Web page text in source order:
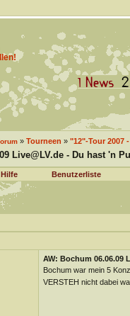
» Tourneen » "12"-Tour 2007 -
Live@LV.de - Du hast 'n
Hilfe Benutzerliste
AW: Bochum 06.06.09
Bochum war mein 5
VERSTEH nicht dabei